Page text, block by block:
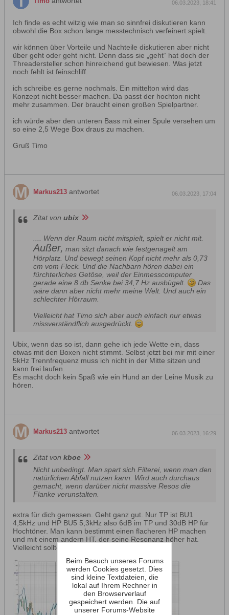
06.03.2023, 18:41
Ich finde es echt witzig wie man so sinnfrei diskutieren kann
obwohl die Box schon lange messtechnisch verfeinert spielt.
wir können über Vorteile und Nachteile diskutieren aber nicht
über geht oder geht nicht. Denn dass sie „geht“ hat doch der
Threadersteller schon hinreichend gut bewiesen. Was jetzt
noch fehlt ist feinschliff.
ich schreibe es gerne nochmals. Ein mittelton wird das
Konzept nicht besser machen. Da passt der hochton nicht
mehr zusammen. Der braucht einen großen Spielpartner.
ich würde aber den unteren Bass mit einer Spule versehen um
so eine 2,5 Wege Box draus zu machen.
Gruß Timo
Markus213 antwortet 06.03.2023, 17:04
Zitat von ubix
.... Wenn der Raum nicht mitspielt, spielt er nicht mit.
Außer, man sitzt danach wie festgenagelt am
Hörplatz. Und bewegt seinen Kopf nicht mehr als 0,73
cm vom Fleck. Und die Nachbarn hören dabei ein
fürchterliches Getöse, weil der Einmesscomputer
gerade eine 8 db Senke bei 34,7 Hz ausbügelt.
Das
wäre dann aber nicht mehr meine Welt. Und auch ein
schlechter Hörraum.
Vielleicht hat Timo sich aber auch einfach nur etwas
missverständflich ausgedrückt.
Ubix, wenn das so ist, dann gehe ich jede Wette ein, dass
etwas mit den Boxen nicht stimmt. Selbst jetzt bei mir mit einer
5kHz Trennfrequenz muss ich nicht in der Mitte sitzen und
kann frei laufen.
Es macht doch kein Spaß wie ein Hund an der Leine Musik zu
hören.
Markus213 antwortet 06.03.2023, 16:29
Zitat von kboe
Nicht unbedingt. Man spart sich Filterei, wenn man den
natürlichen Abfall nutzen kann. Wird auch durchaus
gemacht, wenn darüber nicht massive Resos die
Flanke verunstalten.
extra für dich gemessen. Geht ganz gut. Nur TP ist BU1
4,5kHz und HP BU5 5,3kHz also 6dB im TP und 30dB HP für
Hochtöner. Man kann bestimmt einen flacheren HP machen
und mit einem andern HT, der seine Resonanz höher hat.
Vielleicht sollte ich einen neuen HT suchen.
Beim Besuch unseres Forums
werden Cookies gesetzt. Dies
sind kleine Textdateien, die
lokal auf Ihrem Rechner in
den Browserverlauf
gespeichert werden. Die auf
unserer Forums-Website